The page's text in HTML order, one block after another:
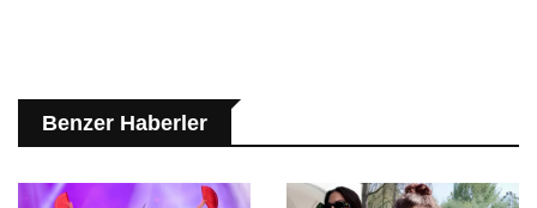
Benzer Haberler